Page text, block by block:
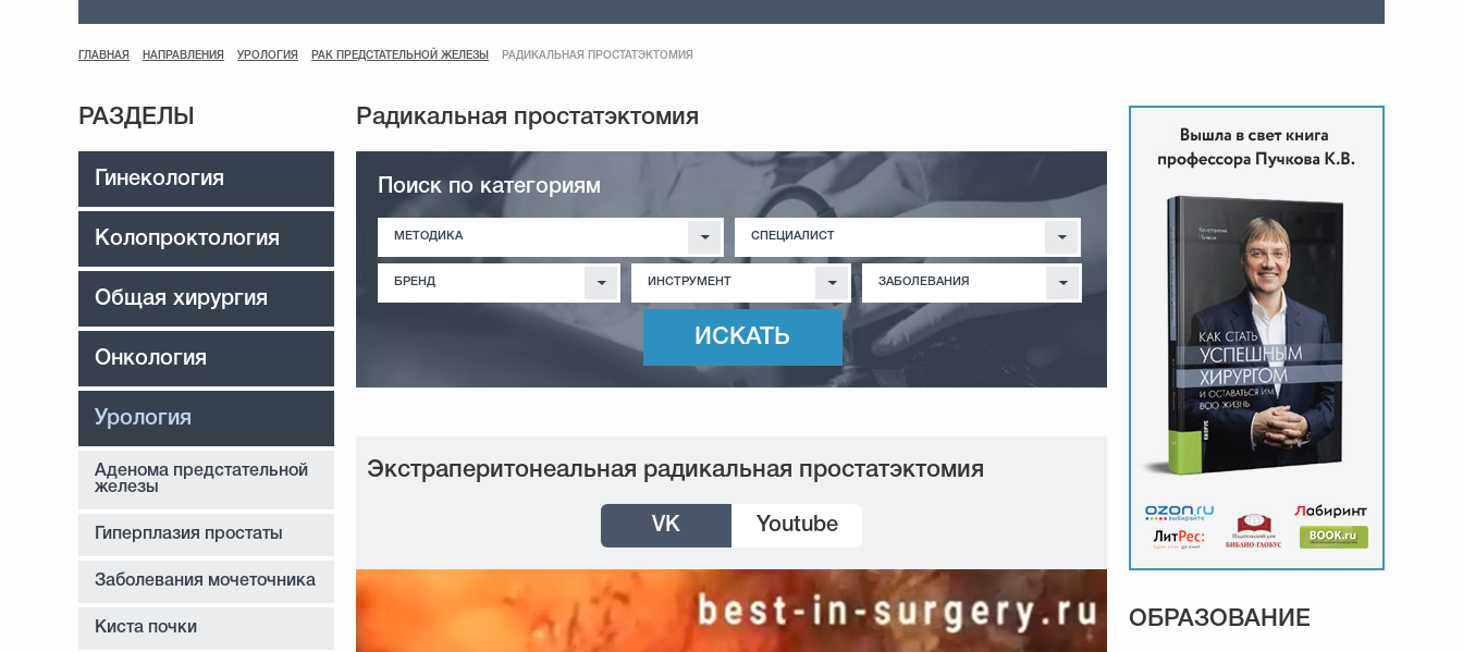
ГЛАВНАЯ НАПРАВЛЕНИЯ УРОЛОГИЯ РАК ПРЕДСТАТЕЛЬНОЙ ЖЕЛЕЗЫ РАДИКАЛЬНАЯ ПРОСТАТЭКТОМИЯ
РАЗДЕЛЫ
Гинекология
Колопроктология
Общая хирургия
Онкология
Урология
Аденома предстательной
железы
Гиперплазия простаты
Заболевания мочеточника
Киста почки
Поиск по категориям
МЕТОДИКА СПЕЦИАЛИСТ
БРЕНД ИНСТРУМЕНТ ЗАБОЛЕВАНИЯ
Экстраперитонеальная радикальная простатэктомия
VK Youtube
ОБРАЗОВАНИЕ